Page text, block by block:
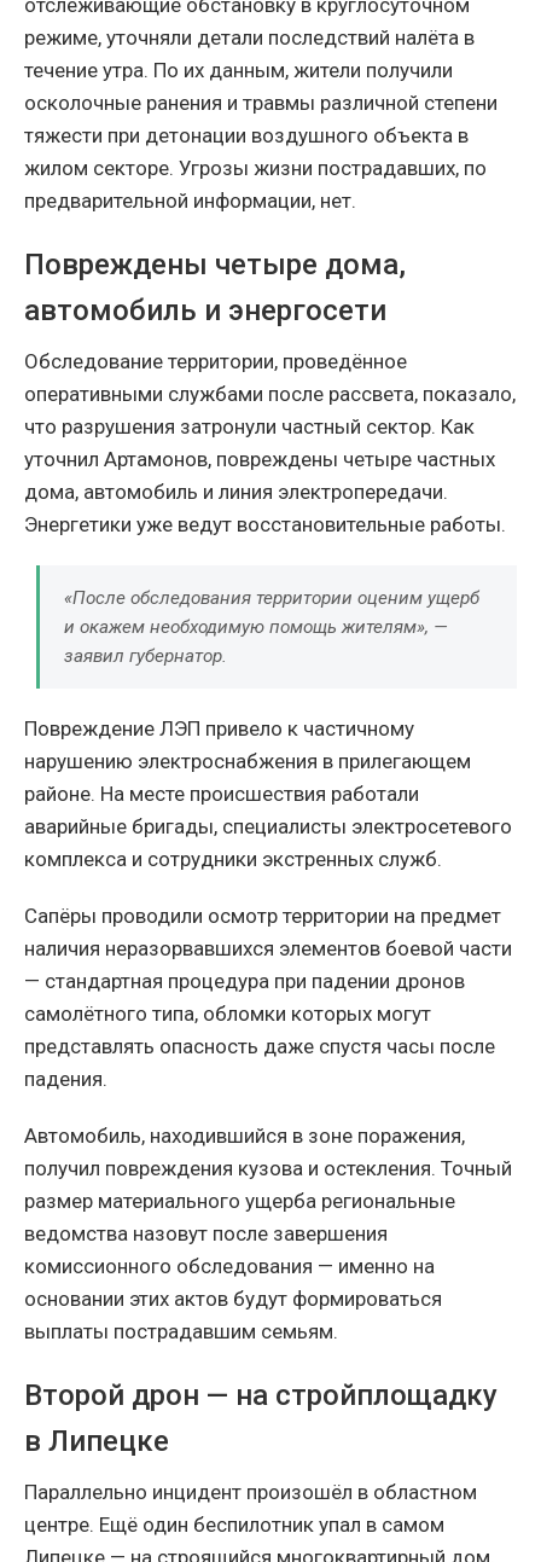
режиме, уточняли детали последствий налёта в
течение утра. По их данным, жители получили
осколочные ранения и травмы различной степени
тяжести при детонации воздушного объекта в
жилом секторе. Угрозы жизни пострадавших, по
предварительной информации, нет.
Повреждены четыре дома,
автомобиль и энергосети
Обследование территории, проведённое
оперативными службами после рассвета, показало,
что разрушения затронули частный сектор. Как
уточнил Артамонов, повреждены четыре частных
дома, автомобиль и линия электропередачи.
Энергетики уже ведут восстановительные работы.
«После обследования территории оценим ущерб
и окажем необходимую помощь жителям», —
заявил губернатор.
Повреждение ЛЭП привело к частичному
нарушению электроснабжения в прилегающем
районе. На месте происшествия работали
аварийные бригады, специалисты электросетевого
комплекса и сотрудники экстренных служб.
Сапёры проводили осмотр территории на предмет
наличия неразорвавшихся элементов боевой части
— стандартная процедура при падении дронов
самолётного типа, обломки которых могут
представлять опасность даже спустя часы после
падения.
Автомобиль, находившийся в зоне поражения,
получил повреждения кузова и остекления. Точный
размер материального ущерба региональные
ведомства назовут после завершения
комиссионного обследования — именно на
основании этих актов будут формироваться
выплаты пострадавшим семьям.
Второй дрон — на стройплощадку
в Липецке
Параллельно инцидент произошёл в областном
центре. Ещё один беспилотник упал в самом
Липецке — на строящийся многоквартирный дом.